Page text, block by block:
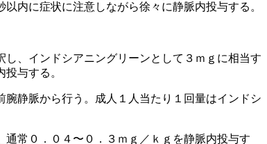
内に症状に注意しながら徐々に静脈内投与する。
、インドシアニングリーンとして３ｍｇに相当す
与する。
静脈から行う。成人１人当たり１回量はインドシ
常０．０４〜０．３ｍｇ／ｋｇを静脈内投与す